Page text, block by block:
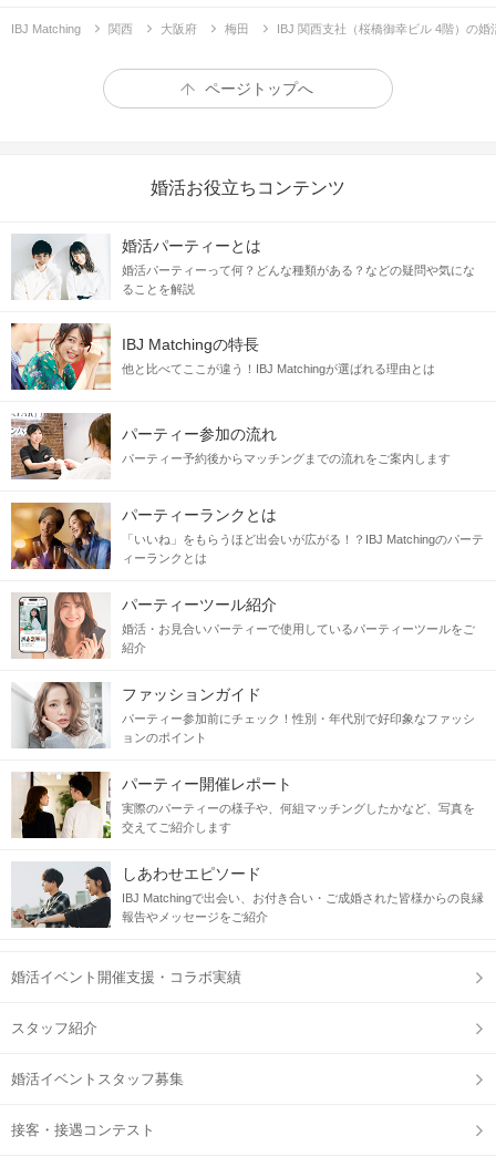
IBJ Matching 関西 大阪府 梅田 IBJ 関西支社（桜橋御幸ビル 4階）の婚
ページトップへ
婚活お役立ちコンテンツ
婚活パーティーとは
婚活パーティーって何？どんな種類がある？などの疑問や気にな
ることを解説
IBJ Matchingの特長
他と比べてここが違う！IBJ Matchingが選ばれる理由とは
パーティー参加の流れ
パーティー予約後からマッチングまでの流れをご案内します
パーティーランクとは
「いいね」をもらうほど出会いが広がる！？IBJ Matchingのパーテ
ィーランクとは
パーティーツール紹介
婚活・お見合いパーティーで使用しているパーティーツールをご
紹介
ファッションガイド
パーティー参加前にチェック！性別・年代別で好印象なファッシ
ョンのポイント
パーティー開催レポート
実際のパーティーの様子や、何組マッチングしたかなど、写真を
交えてご紹介します
しあわせエピソード
IBJ Matchingで出会い、お付き合い・ご成婚された皆様からの良縁
報告やメッセージをご紹介
婚活イベント開催支援・コラボ実績
スタッフ紹介
婚活イベントスタッフ募集
接客・接遇コンテスト